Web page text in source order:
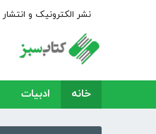
نشر الکترونیک و
خانه ادبیات